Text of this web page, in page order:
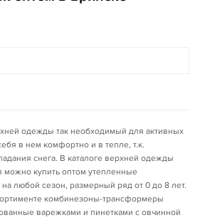
одежды так необходимый для активных
в нем комфортно и в тепле, т.к.
снега. В каталоге верхней одежды
можно купить оптом утепленные
любой сезон, размерный ряд от 0 до 8 лет.
комбинезоны-трансформеры
варежками и пинетками с овчинной